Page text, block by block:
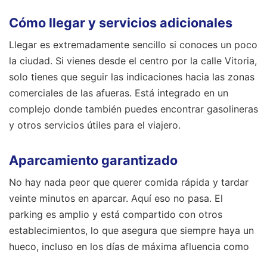
Cómo llegar y servicios adicionales
Llegar es extremadamente sencillo si conoces un poco
la ciudad. Si vienes desde el centro por la calle Vitoria,
solo tienes que seguir las indicaciones hacia las zonas
comerciales de las afueras. Está integrado en un
complejo donde también puedes encontrar gasolineras
y otros servicios útiles para el viajero.
Aparcamiento garantizado
No hay nada peor que querer comida rápida y tardar
veinte minutos en aparcar. Aquí eso no pasa. El
parking es amplio y está compartido con otros
establecimientos, lo que asegura que siempre haya un
hueco, incluso en los días de máxima afluencia como